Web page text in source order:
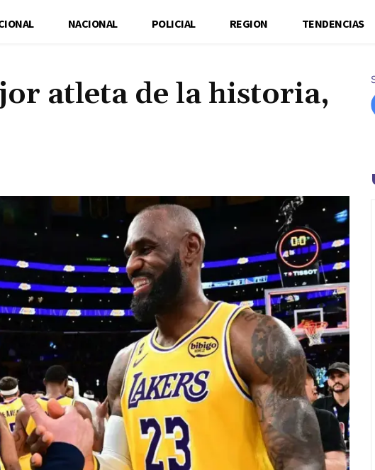
NACIONAL POLICIAL REGION TENDENCIAS
atleta de la historia,